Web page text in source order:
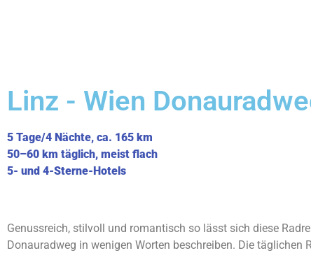
Linz - Wien
5 Tage/4 Nächte, ca. 165 km
50–60 km täglich, meist flach
5- und 4-Sterne-Hotels
Genussreich, stilvoll und romantisch so lässt sich diese
Donauradweg in wenigen Worten beschreiben. Die täglichen